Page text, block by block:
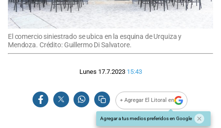
El comercio siniestrado se ubica en la esquina de Urquiza y
Mendoza. Crédito: Guillermo Di Salvatore.
Lunes 17.7.2023 15:43
+ Agregar El Litoral en
Agregar a tus medios preferidos en Google